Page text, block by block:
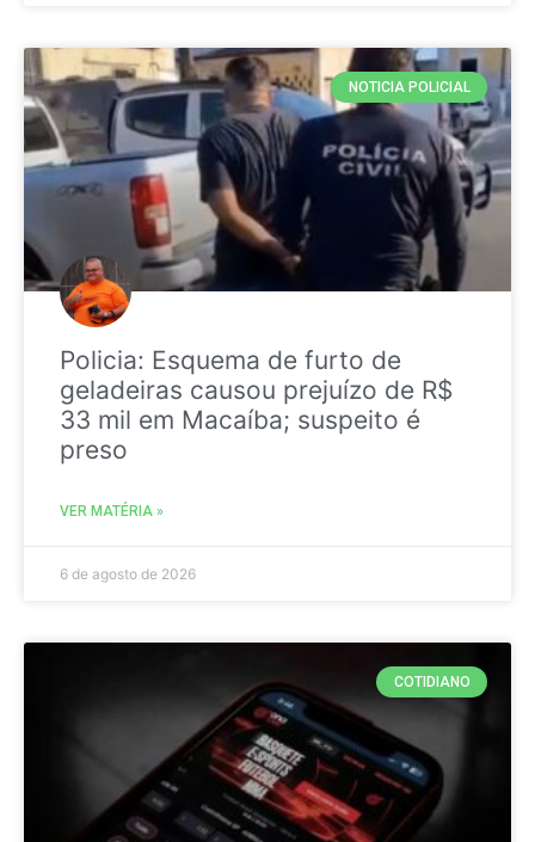
NOTICIA POLICIAL
Policia: Esquema de furto de
geladeiras causou prejuízo de R$
33 mil em Macaíba; suspeito é
preso
VER MATÉRIA »
6 de agosto de 2026
COTIDIANO